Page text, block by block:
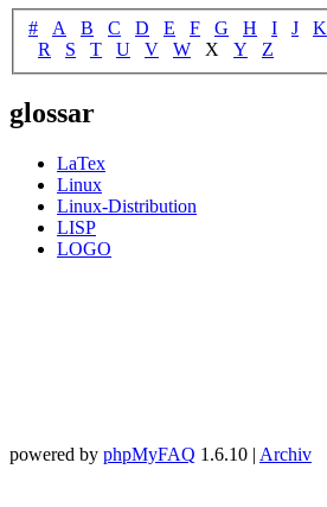
# A B C D E F G H I J K
R
S T U V W X Y Z
glossar
LaTex
Linux
Linux-Distribution
LISP
LOGO
powered by phpMyFAQ 1.6.10 | Archiv